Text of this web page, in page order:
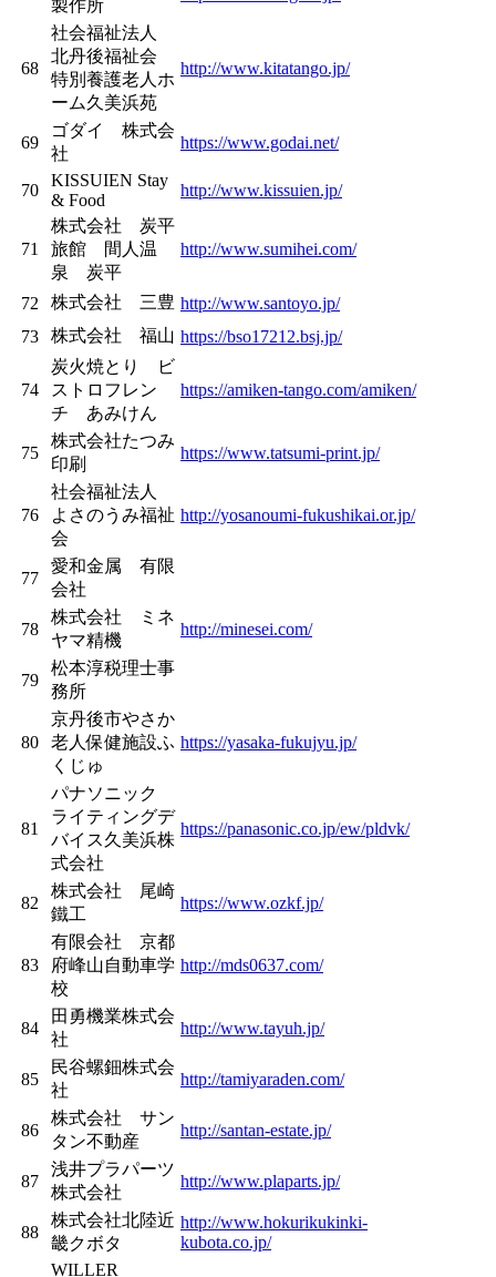
製作所
68
社会福祉法人
北丹後福祉会
特別養護老人ホ
ーム久美浜苑
http://www.kitatango.jp/
69
ゴダイ 株式会
社
https://www.godai.net/
70
KISSUIEN Stay
& Food
http://www.kissuien.jp/
71
株式会社 炭平
旅館 間人温
泉 炭平
http://www.sumihei.com/
72 株式会社 三豊 http://www.santoyo.jp/
73
株式会社 福山 https://bso17212.bsj.jp/
74
炭火焼とり ビ
ストロフレン
チ あみけん
https://amiken-tango.com/amiken/
75
株式会社たつみ
印刷
https://www.tatsumi-print.jp/
76
社会福祉法人
よさのうみ福祉
会
http://yosanoumi-fukushikai.or.jp/
77
愛和金属 有限
会社
78
株式会社 ミネ
ヤマ精機
http://minesei.com/
79
松本淳税理士事
務所
80
京丹後市やさか
老人保健施設ふ
くじゅ
https://yasaka-fukujyu.jp/
81
パナソニック
ライティングデ
バイス久美浜株
式会社
https://panasonic.co.jp/ew/pldvk/
82
株式会社 尾崎
鐵工
https://www.ozkf.jp/
83
有限会社 京都
府峰山自動車学
校
http://mds0637.com/
84
田勇機業株式会
社
http://www.tayuh.jp/
85
民谷螺鈿株式会
社
http://tamiyaraden.com/
86
株式会社 サン
タン不動産
http://santan-estate.jp/
87
浅井プラパーツ
株式会社
http://www.plaparts.jp/
88
株式会社北陸近
畿クボタ
http://www.hokurikukinki-
kubota.co.jp/
WILLER